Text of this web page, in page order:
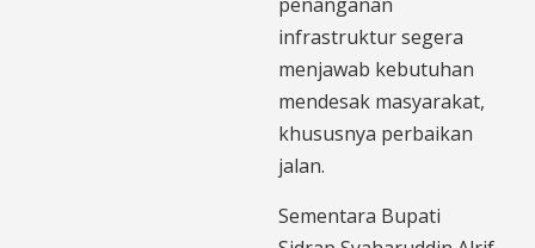
infrastruktur segera
menjawab kebutuhan
mendesak masyarakat,
khususnya perbaikan
jalan.
Sementara Bupati